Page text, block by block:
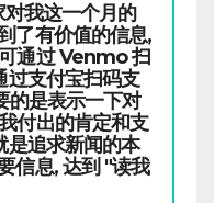
我这一个月的
了有价值的信息,
通过 Venmo 扫
过支付宝扫码支
的是表示一下对
付出的肯定和支
是追求新闻的本
信息, 达到 "读我